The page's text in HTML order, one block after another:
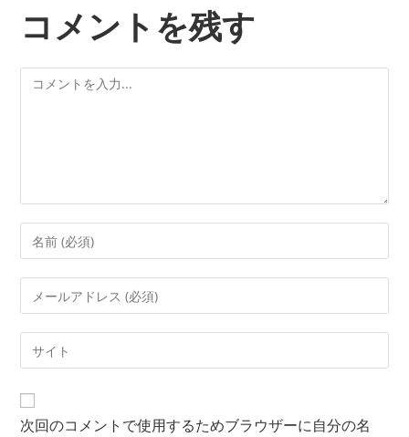
コメントを残す
次回のコメントで使用するためブラウザーに自分の名